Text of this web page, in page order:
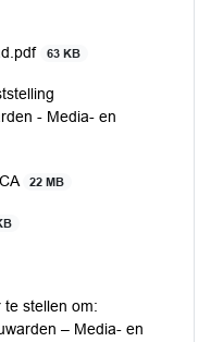
63 KB
- Media- en
22 MB
te stellen om:
– Media- en